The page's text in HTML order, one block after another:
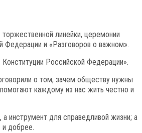
линейки, церемонии
Федерации и «Разговоров о важном».
Российской Федерации».
о том, зачем обществу нужны
каждому из нас жить честно и
инструмент для справедливой жизни; а
и добрее.